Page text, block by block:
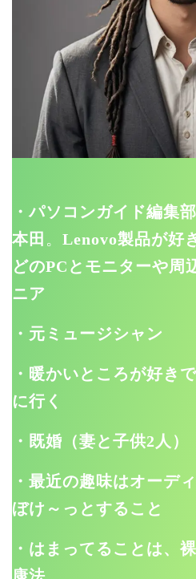
・パソコンガイド編集
本田 。 Lenovo製品が好
どのPCとモニターや周
ニア
・元ミュージシャン
・暖かいところが好き
に行く
・既婚（妻と子供2人）
・最近の趣味はオーデ
ぼけ～っとすること
・はまってることは、